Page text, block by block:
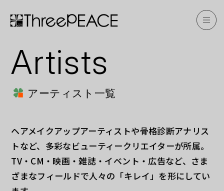
Artists
アーティスト一覧
ヘアメイクアップアーティストや骨格診断アナリス
トなど、多彩なビューティークリエイターが所属。
TV・CM・映画・雑誌・イベント・広告など、さま
ざまなフィールドで人々の「キレイ」を形にしてい